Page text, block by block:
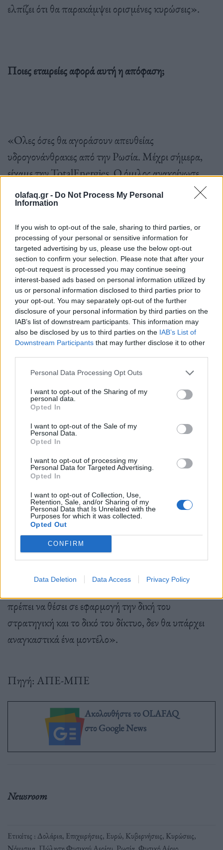
olafaq.gr - Do Not Process My Personal
Information
If you wish to opt-out of the sale, sharing to third parties, or
processing of your personal or sensitive information for
targeted advertising by us, please use the below opt-out
section to confirm your selection. Please note that after your
opt-out request is processed you may continue seeing
interest-based ads based on personal information utilized by
us or personal information disclosed to third parties prior to
your opt-out. You may separately opt-out of the further
disclosure of your personal information by third parties on the
IAB’s list of downstream participants. This information may
also be disclosed by us to third parties on the IAB’s List of
Downstream Participants that may further disclose it to other
Personal Data Processing Opt Outs
I want to opt-out of the Sharing of my
personal data.
Opted In
I want to opt-out of the Sale of my
Personal Data.
Opted In
I want to opt-out of processing my
Personal Data for Targeted Advertising.
Opted In
I want to opt-out of Collection, Use,
Retention, Sale, and/or Sharing of my
Personal Data that Is Unrelated with the
Purposes for which it was collected.
Opted Out
CONFIRM
Data Deletion Data Access Privacy Policy
ελπίζει ότι θα παρακάμψει ορισμένες κυρώσεις».
Ποιες εταιρείες αφορά αυτή η απόφαση;
«Ολες όσες θα αγοράσουν απευθείας
υδρογονάνθρακες από την Ρωσία. Μέχρι σήμερα,
είχαμε την TotalEnergies. Ο όμιλος ανακοίνωσε
τέλος για το πετρέλαιο και τα πετρελαϊκά προϊόντα ,
αλλά παραμένει το φυσικό αέριο…Εχουμε την
Engie, για το φυσικό αέριο, και ό,τι συνδέεται με τον
Nord Stream (στον οποίο έχει μερίδιο 9%).
Μέχρι σήμερα, σε ένα συμβόλαιο όπως είναι ο Nord
Stream, ο όγκος του φυσικού αερίου αποτιμάτο σε
δολάρια. Είναι Χ δολάρια ανά 1.000 κυβικά μέτρα.
Από την στιγμή που η Ρωσία θα θελήσει να θέσει σε
εφαρμογή ένα σύστημα βασισμένο στην χρήση του
ρουβλίου, το ερώτημα είναι πώς μετατρέπουμε αυτό
το ποσόν από δολάρια σε ποσό σε ρούβλια, ποιο
νόμισμα αναφοράς θα χρησιμοποιήσουμε.
(…) Θα χρειασθεί να δούμε πώς θα εφαρμοσθεί.
Ποια θα είναι η πραγματικότητα της εφαρμογής, αν
θα πρέπει να περάσουμε από συγκεκριμένες
τράπεζες. Αν ναι, αν πρόκειται για τράπεζες που δεν
έχουν την δυνατότητα να λειτουργήσουν στο
ευρωπαϊκό έδαφος, θα πρέπει να περάσουμε από
τρίτες χώρες; Αυτό μπορεί να ισχύει κατά
περίπτωσιν, κάθε παράγοντας, αν θέλει να συνεχίσει
πρέπει να θέσει σε εφαρμογή την δική του
στρατηγική και το δικό του δίκτυο, δεν θα υπάρχει
αναγκαστικά ένα μοντέλο».
Πηγή: ΑΠΕ-ΜΠΕ
Ακολουθήστε το OLAFAQ
στο Google News
Newsroom
Ετικέτες : Δολάρια, Επιχειρήσεις, Ευρώ, Κυβερνήσεις, Κυρώσεις,